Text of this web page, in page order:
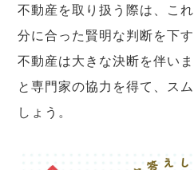
不動産を取り扱う際は、こ
分に合った賢明な判断を下
不動産は大きな決断を伴い
と専門家の協力を得て、ス
しょう。